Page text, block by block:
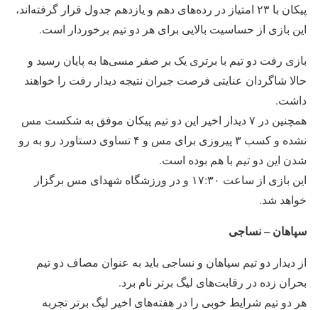
پیکان با ۲۳ امتیاز در رده‌های دهم و یازدهم جدول قرار گرفته‌اند،
این بازی از حساسیت بالایی برای هر دو تیم برخوردار است.
بازی رفت دو تیم با برتری یک بر صفر مسی‌ها به پایان رسید و
حالا شاگردان عنایتی فرصت جبران نتیجه دیدار رفت را خواهند
داشت.
همچنین در ۷ دیدار اخیر این دو تیم پیکان موفق به شکست مس
نشده و کسب ۳ پیروزی برای مس و ۴ تساوی دستاورد رو به رو
شدن این دو تیم با هم بوده است.
این بازی از ساعت ۱۷:۳۰ و در ورزشگاه شهدای مس برگزار
خواهد شد.
سپاهان – نساجی
از دیدار دو تیم سپاهان و نساجی باید به عنوان مصاف دو تیم
بحران زده در رقابت‌های لیگ برتر نام برد.
هر دو تیم شرایط خوبی را در هفته‌های اخیر لیگ برتر تجربه